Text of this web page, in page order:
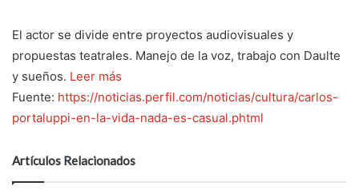
El actor se divide entre proyectos audiovisuales y
propuestas teatrales. Manejo de la voz, trabajo con Daulte
y sueños. Leer más
Fuente: https://noticias.perfil.com/noticias/cultura/carlos-
portaluppi-en-la-vida-nada-es-casual.phtml
Artículos Relacionados